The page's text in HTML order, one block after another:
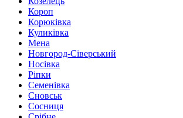
Короп
Корюківка
Куликівка
Мена
Новгород-Сіверський
Носівка
Ріпки
Семенівка
Сновськ
Сосниця